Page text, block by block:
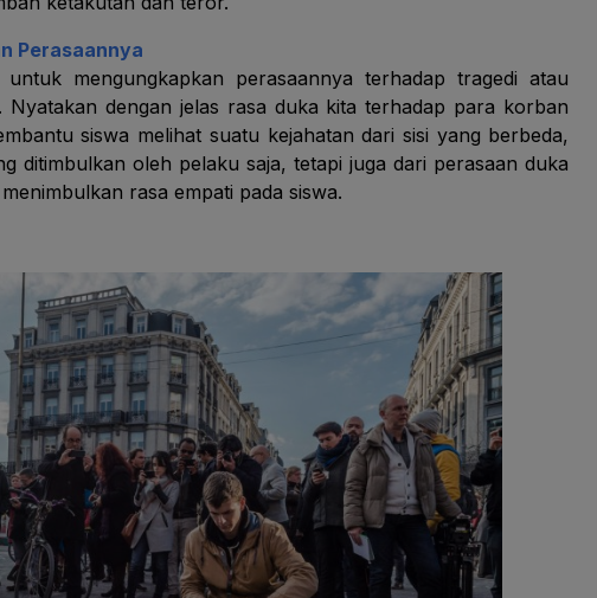
Perasaannya
mengungkapkan perasaannya terhadap tragedi atau
Nyatakan dengan jelas rasa duka kita terhadap para korban
siswa melihat suatu kejahatan dari sisi yang berbeda,
ditimbulkan oleh pelaku saja, tetapi juga dari perasaan duka
rasa empati pada siswa.